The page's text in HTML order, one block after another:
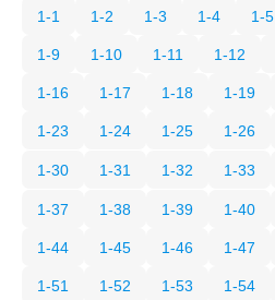
1-1 1-2 1-3 1-4 1-5
1-9 1-10 1-11 1-12
1-16 1-17 1-18 1-19
1-23 1-24 1-25 1-26
1-30 1-31 1-32 1-33
1-37 1-38 1-39 1-40
1-44 1-45 1-46 1-47
1-51 1-52 1-53 1-54